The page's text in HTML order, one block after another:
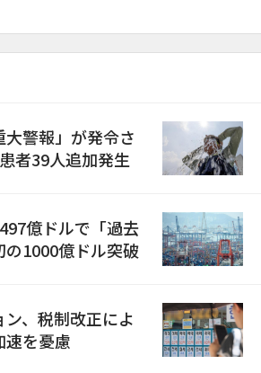
警報」が発令さ
者39人追加発生
億ドルで「過去
1000億ドル突破
、税制改正によ
速を憂慮